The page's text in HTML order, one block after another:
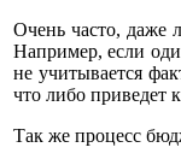
Очень часто, даже
Например, если
не учитывается
что либо приведет
Так же процесс